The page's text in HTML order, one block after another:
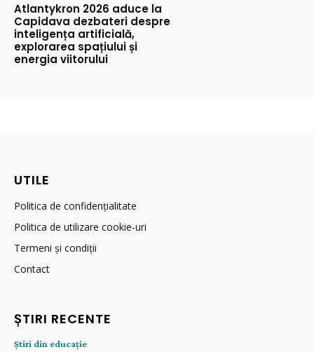
Atlantykron 2026 aduce la
Capidava dezbateri despre
inteligența artificială,
explorarea spațiului și
energia viitorului
UTILE
Politica de confidențialitate
Politica de utilizare cookie-uri
Termeni și condiții
Contact
ȘTIRI RECENTE
Știri din educație